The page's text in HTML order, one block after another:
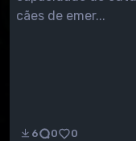
cães de emer...
6 0 0